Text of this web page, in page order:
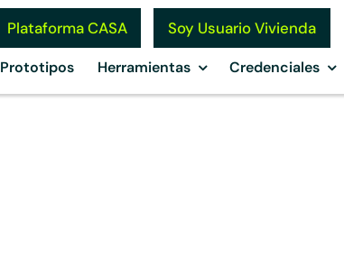
Plataforma CASA Soy Usuario Vivienda
Prototipos Herramientas Credenciales